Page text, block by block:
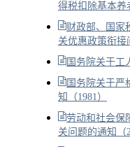
得税扣除基本养
财政部、国家
关优惠政策衔接
国务院关于工
国务院关于严
知（1981）
劳动和社会保
关问题的通知（